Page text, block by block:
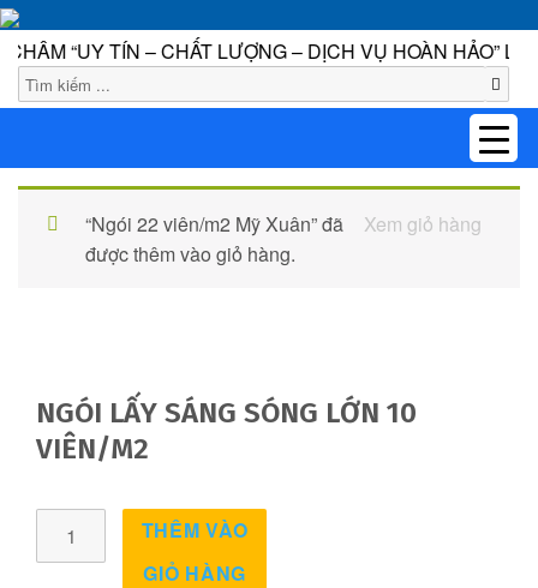
TÍN – CHẤT LƯỢNG – DỊCH VỤ HOÀN HẢO” LÀM NỀN
Xem giỏ hàng
“Ngói 22 viên/m2 Mỹ Xuân” đã
được thêm vào giỏ hàng.
NGÓI LẤY SÁNG SÓNG LỚN 10
VIÊN/M2
THÊM VÀO
GIỎ HÀNG